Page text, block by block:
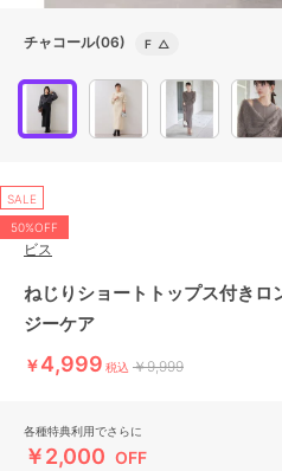
チャコール(06) F △
SALE
50%OFF
ビス
ねじりショートトップス付き
ジーケア
￥4,999 税込 ￥9,999
各種特典利用でさらに
￥2,000 OFF